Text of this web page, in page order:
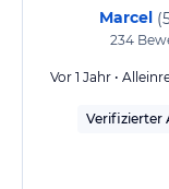
Marcel (
234
Vor 1 Jahr •
Verifizierter